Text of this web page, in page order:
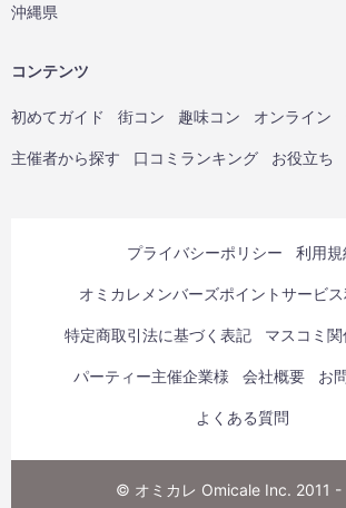
沖縄県
コンテンツ
初めてガイド 街コン 趣味コン オンライン
主催者から探す 口コミランキング お役立ち
プライバシーポリシー 利用規
オミカレメンバーズポイントサービ
特定商取引法に基づく表記 マスコミ
パーティー主催企業様 会社概要 お
よくある質問
© オミカレ Omicale Inc. 2011 -